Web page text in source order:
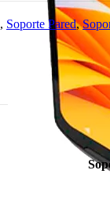
, Soporte Pared,